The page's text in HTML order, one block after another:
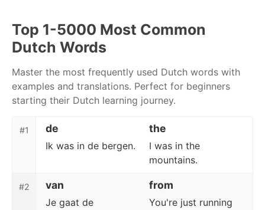
primary
navigation
content
footer
Top 1-5000 Most Common
Dutch Words
Master the most frequently used Dutch words with
examples and translations. Perfect for beginners
starting their Dutch learning journey.
#1 de the
Ik was in de bergen.
I was in the
mountains.
#2 van from
Je gaat de
You're just running